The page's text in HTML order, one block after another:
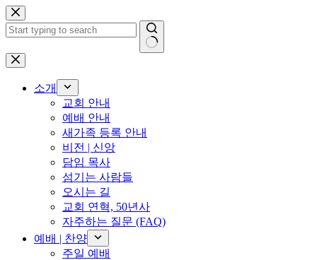
Skip
to
content
No
results
소개
교회 안내
예배 안내
새가족 등록 안내
비전 | 신앙
담임 목사
섬기는 사람들
오시는 길
교회 연혁, 50년사
자주하는 질문 (FAQ)
예배 | 찬양
주일 예배